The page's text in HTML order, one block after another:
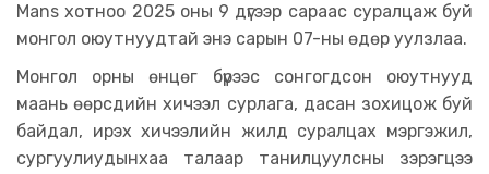
Mans хотноо 2025 оны 9 дүгээр сараас суралцаж буй
монгол оюутнуудтай энэ сарын 07-ны өдөр уулзлаа.
Монгол орны өнцөг бүрээс сонгогдсон оюутнууд
маань өөрсдийн хичээл сурлага, дасан зохицож буй
байдал, ирэх хичээлийн жилд суралцах мэргэжил,
сургуулиудынхаа талаар танилцуулсны зэрэгцээ